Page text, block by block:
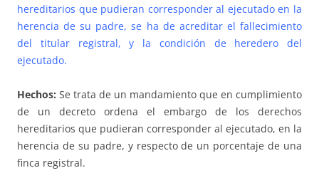
hereditarios que pudieran corresponder al ejecutado en la
herencia de su padre, se ha de acreditar el fallecimiento
del titular registral, y la condición de heredero del
ejecutado.
Hechos: Se trata de un mandamiento que en cumplimiento
de un decreto ordena el embargo de los derechos
hereditarios que pudieran corresponder al ejecutado, en la
herencia de su padre, y respecto de un porcentaje de una
finca registral.